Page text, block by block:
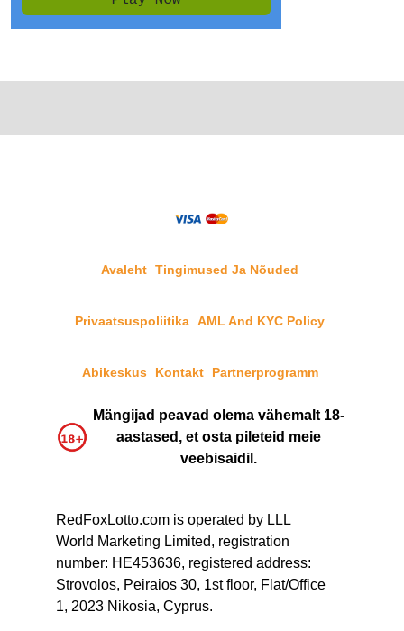
Avaleht Tingimused Ja Nõuded
Privaatsuspoliitika AML And KYC Policy
Abikeskus Kontakt Partnerprogramm
Mängijad peavad olema vähemalt 18-
aastased, et osta pileteid meie
veebisaidil.
RedFoxLotto.com is operated by LLL
World Marketing Limited, registration
number: HE453636, registered address:
Strovolos, Peiraios 30, 1st floor, Flat/Office
1, 2023 Nikosia, Cyprus.